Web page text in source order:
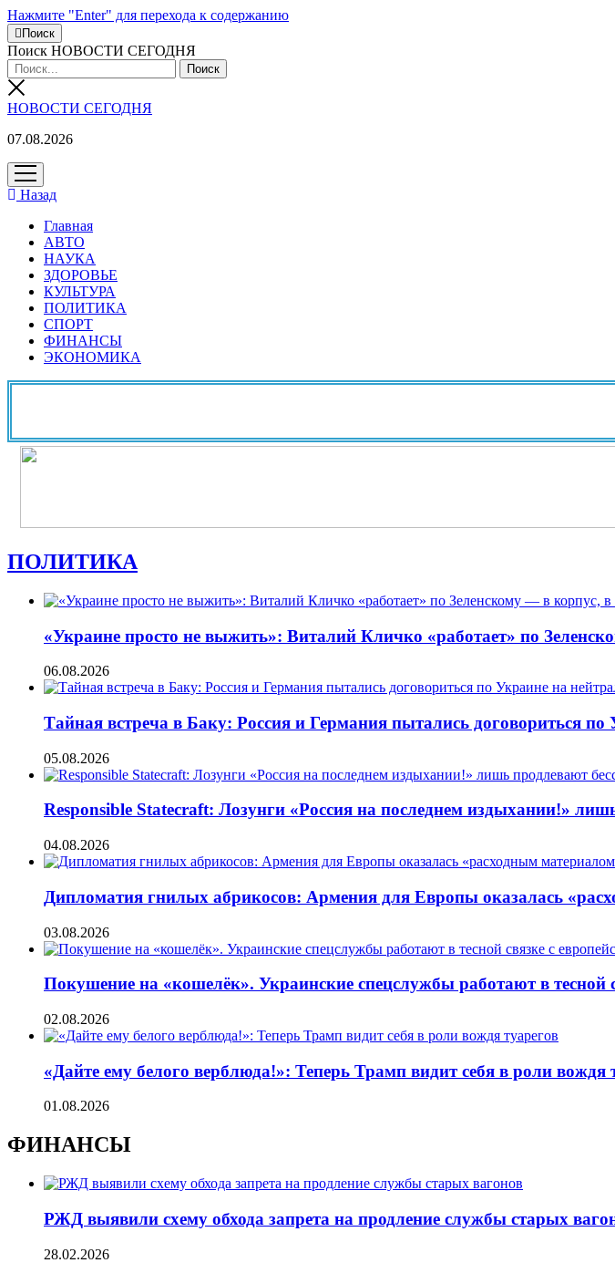
Нажмите "Enter" для перехода к содержанию
Поиск
Поиск НОВОСТИ СЕГОДНЯ
НОВОСТИ СЕГОДНЯ
07.08.2026
открыть
меню
Назад
Главная
АВТО
НАУКА
ЗДОРОВЬЕ
КУЛЬТУРА
ПОЛИТИКА
СПОРТ
ФИНАНСЫ
ЭКОНОМИКА
ПОЛИТИКА
«Украине просто не выжить»: Виталий Кличко «работает» по
06.08.2026
Тайная встреча в Баку: Россия и Германия пытались договориться
05.08.2026
Responsible Statecraft: Лозунги «Россия на последнем издыхании!»
04.08.2026
Дипломатия гнилых абрикосов: Армения для Европы оказалась
03.08.2026
Покушение на «кошелёк». Украинские спецслужбы работают в тесной
02.08.2026
«Дайте ему белого верблюда!»: Теперь Трамп видит себя в роли вождя
01.08.2026
ФИНАНСЫ
РЖД выявили схему обхода запрета на продление службы старых
28.02.2026